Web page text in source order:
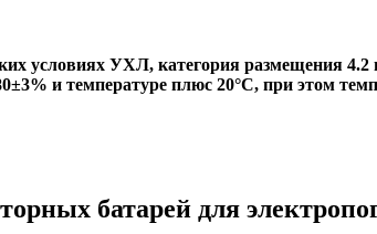
условиях УХЛ, категория размещения
и температуре плюс 20°С, при этом
батарей для